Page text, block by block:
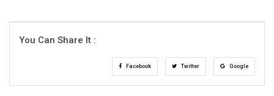
You Can Share It :
Facebook Twitter Google